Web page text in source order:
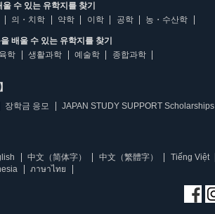
수 있는 유학지를 찾기
의・치학 약학 이학 공학 농・수산학
배울 수 있는 유학지를 찾기
학
생활과학 예술학 종합과학
장학금 응모 JAPAN STUDY SUPPORT Scholarships
中文（简体字） 中文（繁體字）
Tiếng Việt
ภาษาไทย